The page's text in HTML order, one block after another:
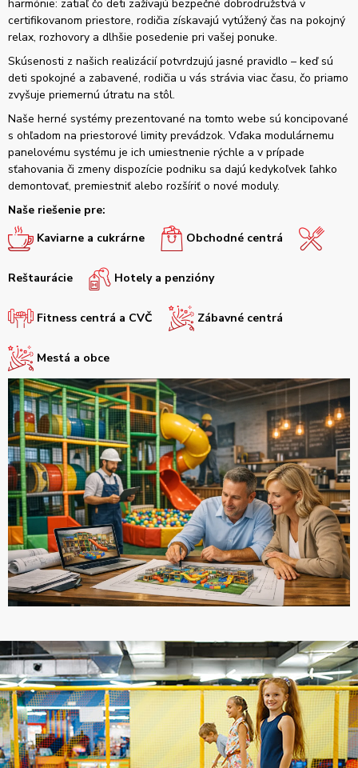
harmónie: zatiaľ čo deti zažívajú bezpečné dobrodružstvá v
certifikovanom priestore, rodičia získavajú vytúžený čas na pokojný
relax, rozhovory a dlhšie posedenie pri vašej ponuke.
Skúsenosti z našich realizácií potvrdzujú jasné pravidlo – keď sú
deti spokojné a zabavené, rodičia u vás strávia viac času, čo priamo
zvyšuje priemernú útratu na stôl.
Naše herné systémy prezentované na tomto webe sú koncipované
s ohľadom na priestorové limity prevádzok. Vďaka modulárnemu
panelovému systému je ich umiestnenie rýchle a v prípade
sťahovania či zmeny dispozície podniku sa dajú kedykoľvek ľahko
demontovať, premiestniť alebo rozšíriť o nové moduly.
Naše riešenie pre:
Kaviarne a cukrárne
Obchodné centrá
Reštaurácie Hotely a penzióny
Fitness centrá a CVČ Zábavné centrá
Mestá a obce